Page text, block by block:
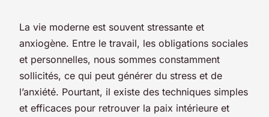
La vie moderne est souvent stressante et
anxiogène. Entre le travail, les obligations sociales
et personnelles, nous sommes constamment
sollicités, ce qui peut générer du stress et de
l’anxiété. Pourtant, il existe des techniques simples
et efficaces pour retrouver la paix intérieure et